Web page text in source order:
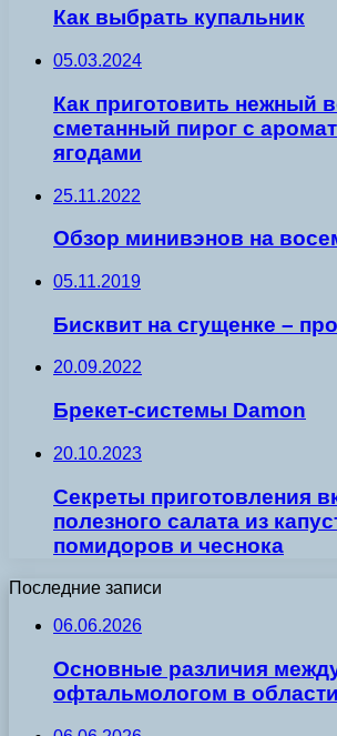
Как выбрать купальник
05.03.2024
Как приготовить нежный
сметанный пирог с
ягодами
25.11.2022
Обзор минивэнов на
05.11.2019
Бисквит на сгущенке –
20.09.2022
Брекет-сиcтемы Damon
20.10.2023
Секреты приготовления
полезного салата из
помидоров и чеснока
Последние записи
06.06.2026
Основные различия
офтальмологом в